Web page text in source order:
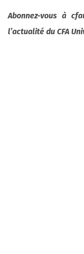
Abonnez-vous à
l’actualité du CFA